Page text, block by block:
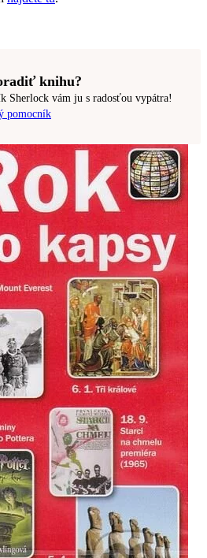
knihu?
Sherlock vám ju s radosťou vypátra!
pomocník